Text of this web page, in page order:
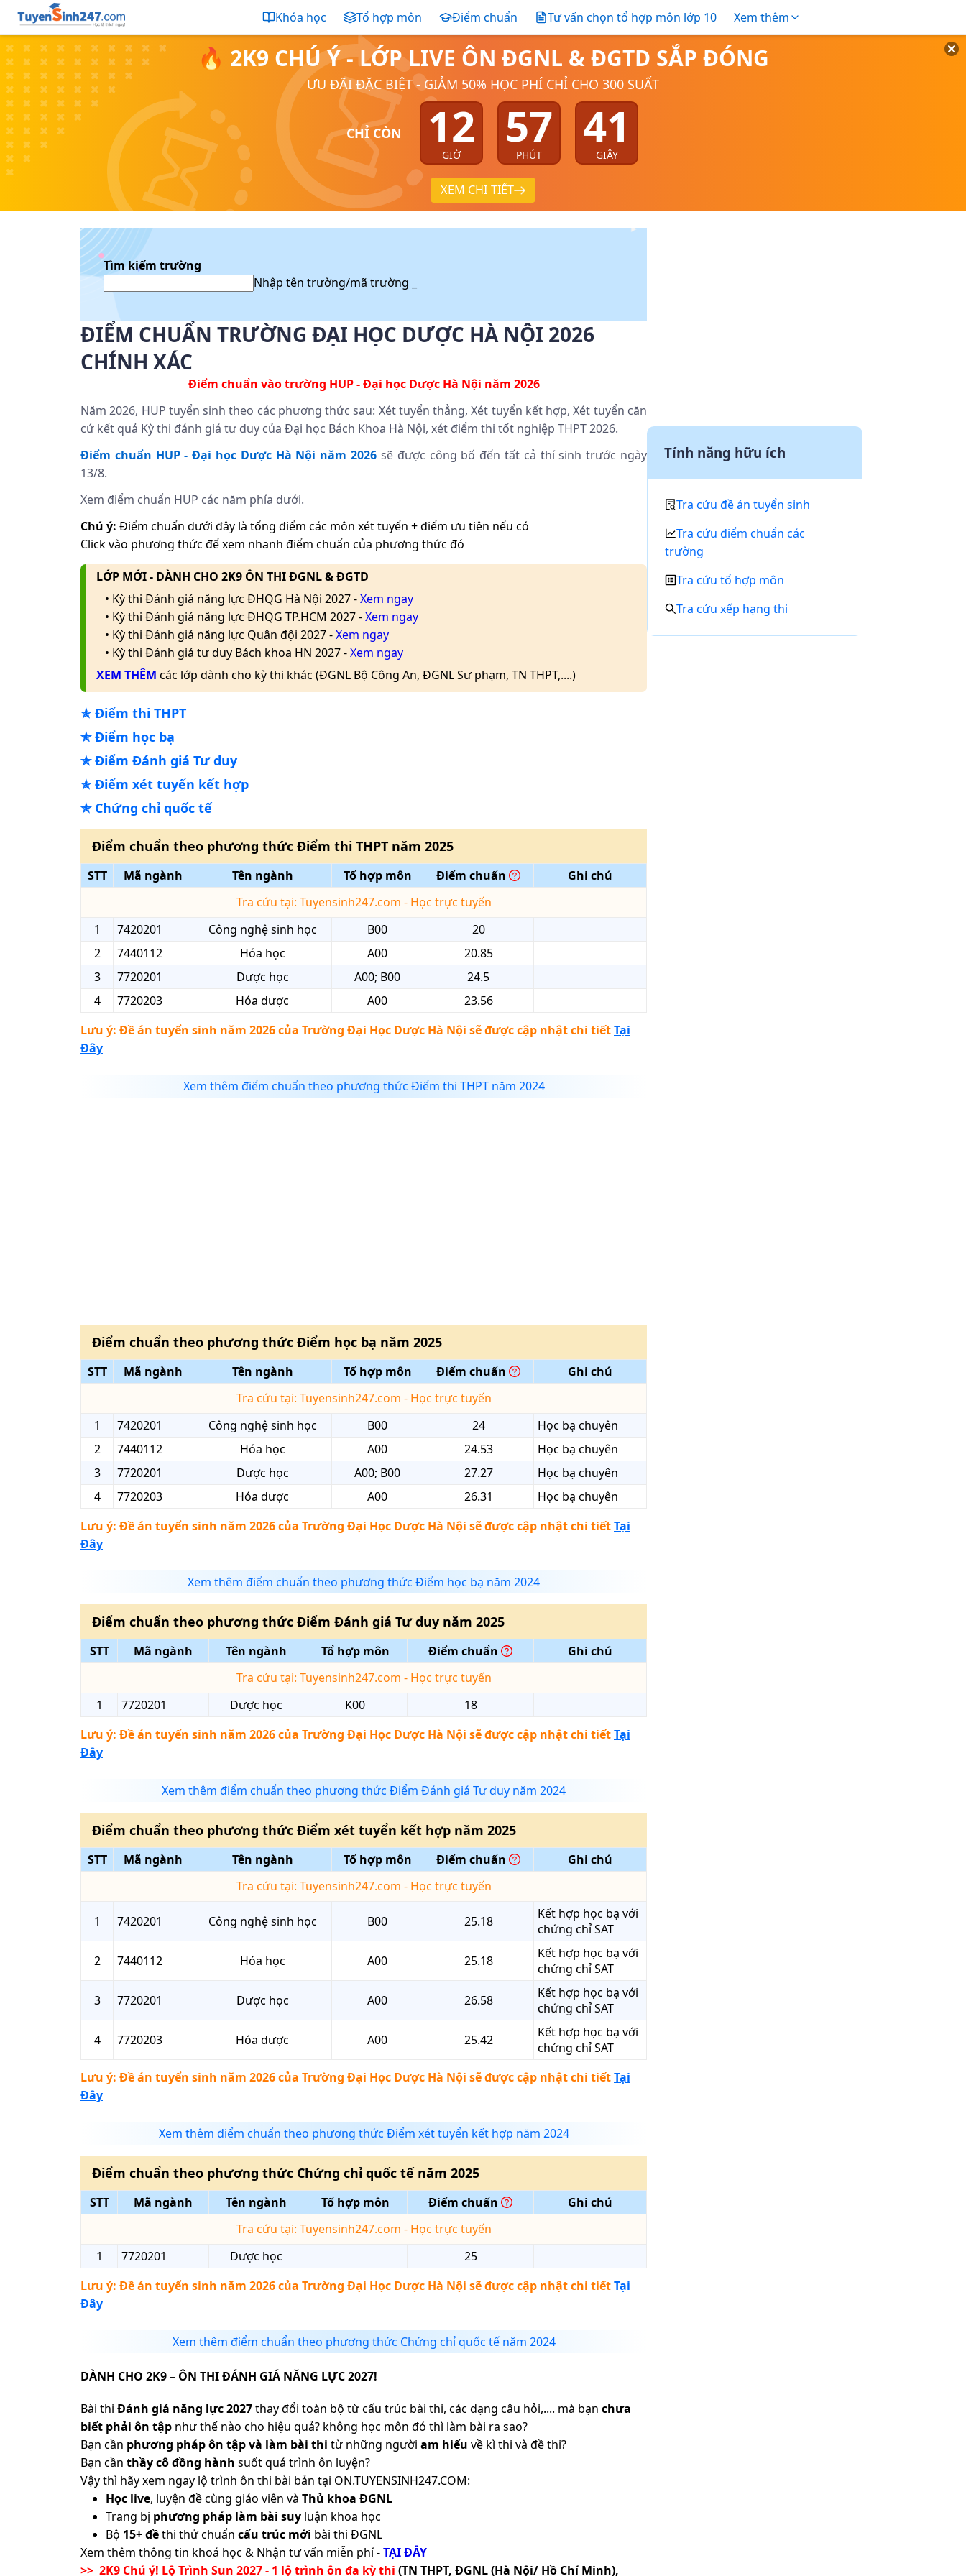
Khóa học Tổ hợp môn Điểm chuẩn Tư vấn chọn tổ hợp môn lớp 10 Xem thêm
🔥 2K9 CHÚ Ý - LỚP LIVE ÔN ĐGNL & ĐGTD SẮP ĐÓNG
ƯU ĐÃI ĐẶC BIỆT - GIẢM 50% HỌC PHÍ CHỈ CHO 300 SUẤT
CHỈ CÒN 12
GIỜ
57
PHÚT
40
GIÂY
XEM CHI TIẾT
Tìm kiếm trường
Nhập tên trường/mã trường _
ĐIỂM CHUẨN TRƯỜNG ĐẠI HỌC DƯỢC HÀ NỘI 2026
CHÍNH XÁC
Điểm chuẩn vào trường HUP -Đại học Dược Hà Nội năm 2026
Năm 2026, HUP tuyển sinh theo các phương thức sau: Xét tuyển thẳng, Xét tuyển kết hợp, Xét tuyển căn
cứ kết quả Kỳ thi đánh giá tư duy của Đại học Bách Khoa Hà Nội, xét điểm thi tốt nghiệp THPT 2026.
Điểm chuẩn HUP -Đại học Dược Hà Nội năm 2026 sẽ được công bố đến tất cả thí sinh trước ngày
13/8.
Xem điểm chuẩn HUP các năm phía dưới.
Chú ý: Điểm chuẩn dưới đây là tổng điểm các môn xét tuyển + điểm ưu tiên nếu có
Click vào phương thức để xem nhanh điểm chuẩn của phương thức đó
LỚP MỚI - DÀNH CHO 2K9 ÔN THI ĐGNL & ĐGTD
• Kỳ thi Đánh giá năng lực ĐHQG Hà Nội 2027 -Xem ngay
• Kỳ thi Đánh giá năng lực ĐHQG TP.HCM 2027 -Xem ngay
• Kỳ thi Đánh giá năng lực Quân đội 2027 -Xem ngay
• Kỳ thi Đánh giá tư duy Bách khoa HN 2027 -Xem ngay
XEM THÊM các lớp dành cho kỳ thi khác (ĐGNL Bộ Công An, ĐGNL Sư phạm, TN THPT,....)
✯Điểm thi THPT
✯Điểm học bạ
✯Điểm Đánh giá Tư duy
✯Điểm xét tuyển kết hợp
✯ Chứng chỉ quốc tế
Điểm chuẩn theo phương thức Điểm thi THPT năm 2025
STT Mã ngành Tên ngành Tổ hợp môn Điểm chuẩn
Ghi chú
Tra cứu tại: Tuyensinh247.com - Học trực tuyến
1
7420201 Công nghệ sinh học B00
20
2
7440112 Hóa học A00
20.85
3
7720201 Dược học A00; B00
24.5
4
7720203 Hóa dược A00
23.56
Lưu ý: Đề án tuyển sinh năm 2026 của Trường Đại Học Dược Hà Nội sẽ được cập nhật chi tiếtTại
Đây
Xem thêm điểm chuẩn theo phương thức Điểm thi THPT năm 2024
Điểm chuẩn theo phương thức Điểm học bạ năm 2025
STT Mã ngành Tên ngành Tổ hợp môn Điểm chuẩn
Ghi chú
Tra cứu tại: Tuyensinh247.com - Học trực tuyến
1
7420201 Công nghệ sinh học B00 24
Học bạ chuyên
2
7440112 Hóa học A00 24.53
Học bạ chuyên
3
7720201 Dược học A00; B00 27.27
Học bạ chuyên
4
7720203 Hóa dược A00 26.31
Học bạ chuyên
Lưu ý: Đề án tuyển sinh năm 2026 của Trường Đại Học Dược Hà Nội sẽ được cập nhật chi tiếtTại
Đây
Xem thêm điểm chuẩn theo phương thức Điểm học bạ năm 2024
Điểm chuẩn theo phương thức Điểm Đánh giá Tư duy năm 2025
STT Mã ngành Tên ngành Tổ hợp môn Điểm chuẩn
Ghi chú
Tra cứu tại: Tuyensinh247.com - Học trực tuyến
1
7720201 Dược học K00
18
Lưu ý: Đề án tuyển sinh năm 2026 của Trường Đại Học Dược Hà Nội sẽ được cập nhật chi tiếtTại
Đây
Xem thêm điểm chuẩn theo phương thức Điểm Đánh giá Tư duy năm 2024
Điểm chuẩn theo phương thức Điểm xét tuyển kết hợp năm 2025
STT Mã ngành Tên ngành Tổ hợp môn Điểm chuẩn
Ghi chú
Tra cứu tại: Tuyensinh247.com - Học trực tuyến
1 7420201 Công nghệ sinh học B00 25.18
Kết hợp học bạ với
chứng chỉ SAT
2
7440112 Hóa học A00 25.18
Kết hợp học bạ với
chứng chỉ SAT
3
7720201 Dược học A00 26.58
Kết hợp học bạ với
chứng chỉ SAT
4
7720203 Hóa dược A00 25.42
Kết hợp học bạ với
chứng chỉ SAT
Lưu ý: Đề án tuyển sinh năm 2026 của Trường Đại Học Dược Hà Nội sẽ được cập nhật chi tiếtTại
Đây
Xem thêm điểm chuẩn theo phương thức Điểm xét tuyển kết hợp năm 2024
Điểm chuẩn theo phương thức Chứng chỉ quốc tếnăm 2025
STT Mã ngành Tên ngành Tổ hợp môn Điểm chuẩn
Ghi chú
Tra cứu tại: Tuyensinh247.com - Học trực tuyến
1
7720201 Dược học
25
Lưu ý: Đề án tuyển sinh năm 2026 của Trường Đại Học Dược Hà Nội sẽ được cập nhật chi tiếtTại
Đây
Xem thêm điểm chuẩn theo phương thức Chứng chỉ quốc tế năm 2024
DÀNH CHO 2K9 – ÔN THI ĐÁNH GIÁ NĂNG LỰC 2027!
Bài thi Đánh giá năng lực 2027thay đổi toàn bộ từ cấu trúc bài thi, các dạng câu hỏi,.... mà bạn chưa
biết phải ôn tập như thế nào cho hiệu quả? không học môn đó thì làm bài ra sao?
Bạn cần phương pháp ôn tập và làm bài thi từ những người am hiểu về kì thi và đề thi?
Bạn cần thầy cô đồng hành suốt quá trình ôn luyện?
Vậy thì hãy xem ngay lộ trình ôn thi bài bản tại ON.TUYENSINH247.COM:
Học live, luyện đề cùng giáo viên và Thủ khoa ĐGNL
Trang bị phương pháp làm bài suy luận khoa học
Bộ 15+ đềthi thử chuẩn cấu trúc mới bài thi ĐGNL
Xem thêm thông tin khoá học & Nhận tư vấn miễn phí -TẠI ĐÂY
>> 2K9 Chú ý! Lộ Trình Sun 2027 - 1 lộ trình ôn đa kỳ thi (TN THPT, ĐGNL (Hà Nội/ Hồ Chí Minh),
Tính năng hữu ích
Tra cứu đề án tuyển sinh
Tra cứu điểm chuẩn các
trường
Tra cứu tổ hợp môn
Tra cứu xếp hạng thi